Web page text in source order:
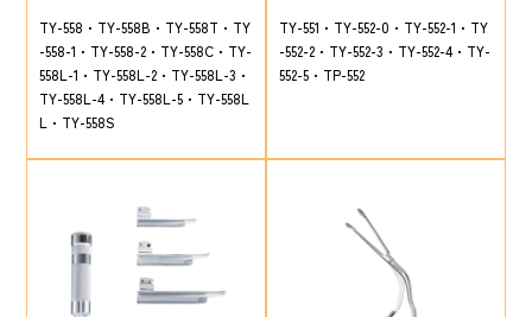
TY-558 TY-558B TY-558T
TY
-558-1
TY-558-2 TY-558C
TY-
558L-1
TY-558L-2
TY-558L-3
TY-558L-4
TY-558L-5
TY-558L
L
TY-558S
TY-551 TY-552-0 TY-552-1
TY
-552-2
TY-552-3 TY-552-4
TY-
552-5
TP-552